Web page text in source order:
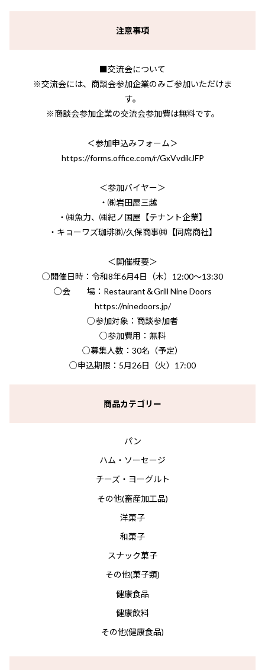
注意事項
■交流会について
※交流会には、商談会参加企業のみご参加いただけま
す。
※商談会参加企業の交流会参加費は無料です。
＜参加申込みフォーム＞
https://forms.office.com/r/GxVvdikJFP
＜参加バイヤー＞
・㈱岩田屋三越
・㈱魚力、㈱紀ノ国屋【テナント企業】
・キョーワズ珈琲㈱/久保商事㈱【同席商社】
＜開催概要＞
○開催日時：令和8年6月4日（木）12:00～13:30
○会 場：Restaurant＆Grill Nine Doors
https://ninedoors.jp/
○参加対象：商談参加者
○参加費用：無料
○募集人数：30名（予定）
○申込期限：5月26日（火）17:00
商品カテゴリー
パン
ハム・ソーセージ
チーズ・ヨーグルト
その他(畜産加工品)
洋菓子
和菓子
スナック菓子
その他(菓子類)
健康食品
健康飲料
その他(健康食品)